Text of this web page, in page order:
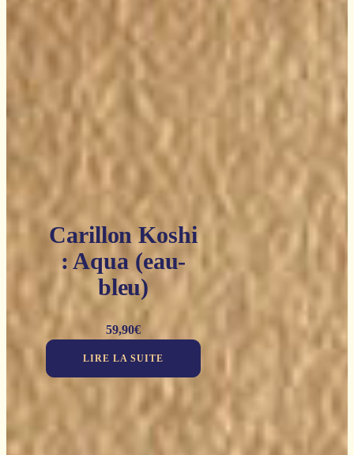
Carillon Koshi
: Aqua (eau-
bleu)
59,90€
LIRE LA SUITE